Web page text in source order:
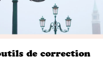
de correction